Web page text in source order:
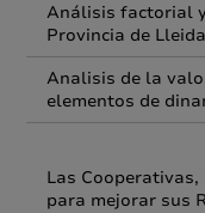
Análisis factorial
Provincia de Lleida
Analisis de la
elementos de
Las
para mejorar sus